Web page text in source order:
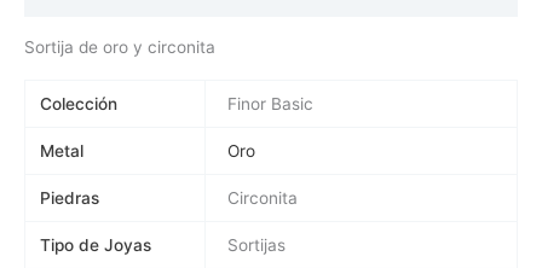
Sortija de oro y circonita
Colección Finor Basic
Metal Oro
Piedras Circonita
Tipo de Joyas Sortijas